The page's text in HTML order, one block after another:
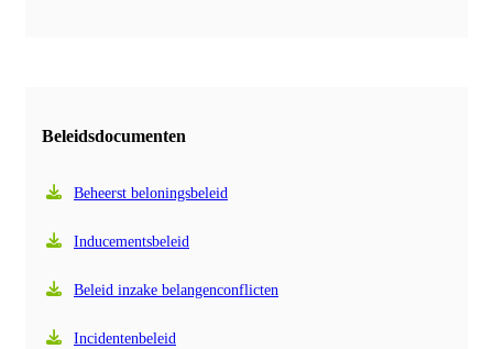
Beleidsdocumenten
Beheerst beloningsbeleid
Inducementsbeleid
Beleid inzake belangenconflicten
Incidentenbeleid